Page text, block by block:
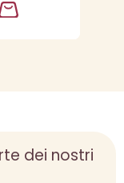
dei nostri